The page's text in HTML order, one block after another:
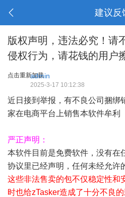
建议反
版权声明，违法必究！请
侵权行为，请花钱的用户
点击重新加载
admin
2025-3-17 10:12:38
近日接到举报，有不良公司捆绑
家在电商平台上销售本软件牟利
严正声明：
本软件目前是免费软件，没有在
协议里已经声明，任何未经允许
这些非法售卖的包不仅稳定性和
时也给zTasker造成了十分不良